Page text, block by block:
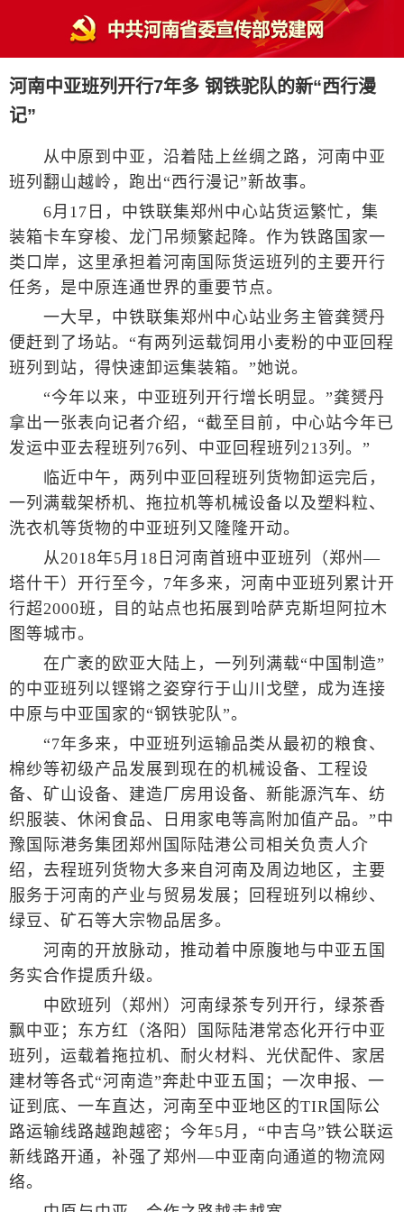
河南中亚班列开行7年多 钢铁驼队的新“西行漫
记”
从中原到中亚，沿着陆上丝绸之路，河南中亚
班列翻山越岭，跑出“西行漫记”新故事。
6月17日，中铁联集郑州中心站货运繁忙，集
装箱卡车穿梭、龙门吊频繁起降。作为铁路国家一
类口岸，这里承担着河南国际货运班列的主要开行
任务，是中原连通世界的重要节点。
一大早，中铁联集郑州中心站业务主管龚赟丹
便赶到了场站。“有两列运载饲用小麦粉的中亚回程
班列到站，得快速卸运集装箱。”她说。
“今年以来，中亚班列开行增长明显。”龚赟丹
拿出一张表向记者介绍，“截至目前，中心站今年已
发运中亚去程班列76列、中亚回程班列213列。”
临近中午，两列中亚回程班列货物卸运完后，
一列满载架桥机、拖拉机等机械设备以及塑料粒、
洗衣机等货物的中亚班列又隆隆开动。
从2018年5月18日河南首班中亚班列（郑州—
塔什干）开行至今，7年多来，河南中亚班列累计开
行超2000班，目的站点也拓展到哈萨克斯坦阿拉木
图等城市。
在广袤的欧亚大陆上，一列列满载“中国制造”
的中亚班列以铿锵之姿穿行于山川戈壁，成为连接
中原与中亚国家的“钢铁驼队”。
“7年多来，中亚班列运输品类从最初的粮食、
棉纱等初级产品发展到现在的机械设备、工程设
备、矿山设备、建造厂房用设备、新能源汽车、纺
织服装、休闲食品、日用家电等高附加值产品。”中
豫国际港务集团郑州国际陆港公司相关负责人介
绍，去程班列货物大多来自河南及周边地区，主要
服务于河南的产业与贸易发展；回程班列以棉纱、
绿豆、矿石等大宗物品居多。
河南的开放脉动，推动着中原腹地与中亚五国
务实合作提质升级。
中欧班列（郑州）河南绿茶专列开行，绿茶香
飘中亚；东方红（洛阳）国际陆港常态化开行中亚
班列，运载着拖拉机、耐火材料、光伏配件、家居
建材等各式“河南造”奔赴中亚五国；一次申报、一
证到底、一车直达，河南至中亚地区的TIR国际公
路运输线路越跑越密；今年5月，“中吉乌”铁公联运
新线路开通，补强了郑州—中亚南向通道的物流网
络。